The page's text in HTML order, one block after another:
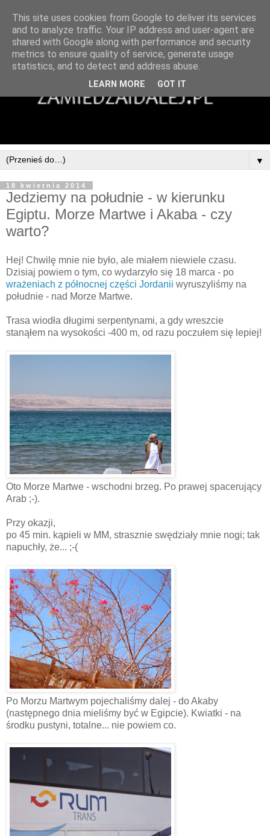
▼
18 kwietnia 2014
Jedziemy na południe - w kierunku
Egiptu. Morze Martwe i Akaba - czy
warto?
Hej! Chwilę mnie nie było, ale miałem niewiele czasu.
Dzisiaj powiem o tym, co wydarzyło się 18 marca - po
wrażeniach z północnej części Jordanii wyruszyliśmy na
południe - nad Morze Martwe.
Trasa wiodła długimi serpentynami, a gdy wreszcie
stanąłem na wysokości -400 m, od razu poczułem się lepiej!
Oto Morze Martwe - wschodni brzeg. Po prawej spacerujący
Arab ;-).
Przy okazji,
po 45 min. kąpieli w MM, strasznie swędziały mnie nogi; tak
napuchły, że... ;-(
Po Morzu Martwym pojechaliśmy dalej - do Akaby
(następnego dnia mieliśmy być w Egipcie). Kwiatki - na
środku pustyni, totalne... nie powiem co.
This site uses cookies from Google to deliver its services
and to analyze traffic. Your IP address and user-agent are
shared with Google along with performance and security
metrics to ensure quality of service, generate usage
statistics, and to detect and address abuse.
LEARN MORE GOT IT